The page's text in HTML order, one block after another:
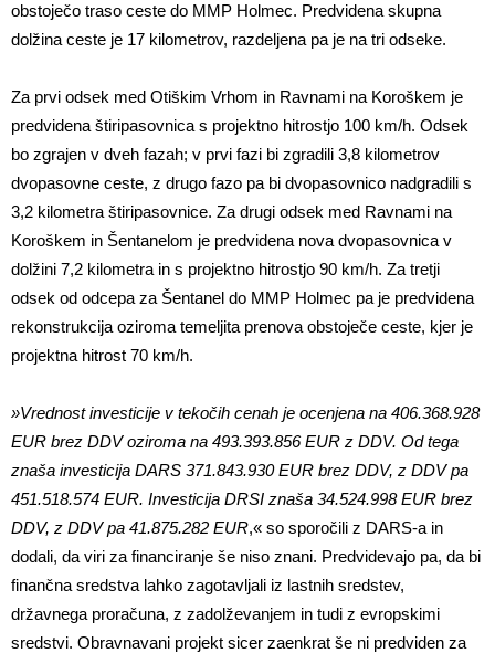
obstoječo traso ceste do MMP Holmec. Predvidena skupna
dolžina ceste je 17 kilometrov, razdeljena pa je na tri odseke.
Za prvi odsek med Otiškim Vrhom in Ravnami na Koroškem je
predvidena štiripasovnica s projektno hitrostjo 100 km/h. Odsek
bo zgrajen v dveh fazah; v prvi fazi bi zgradili 3,8 kilometrov
dvopasovne ceste, z drugo fazo pa bi dvopasovnico nadgradili s
3,2 kilometra štiripasovnice. Za drugi odsek med Ravnami na
Koroškem in Šentanelom je predvidena nova dvopasovnica v
dolžini 7,2 kilometra in s projektno hitrostjo 90 km/h. Za tretji
odsek od odcepa za Šentanel do MMP Holmec pa je predvidena
rekonstrukcija oziroma temeljita prenova obstoječe ceste, kjer je
projektna hitrost 70 km/h.
»Vrednost investicije v tekočih cenah je ocenjena na 406.368.928
EUR brez DDV oziroma na 493.393.856 EUR z DDV. Od tega
znaša investicija DARS 371.843.930 EUR brez DDV, z DDV pa
451.518.574 EUR. Investicija DRSI znaša 34.524.998 EUR brez
DDV, z DDV pa 41.875.282 EUR,« so sporočili z DARS-a in
dodali, da viri za financiranje še niso znani. Predvidevajo pa, da bi
finančna sredstva lahko zagotavljali iz lastnih sredstev,
državnega proračuna, z zadolževanjem in tudi z evropskimi
sredstvi. Obravnavani projekt sicer zaenkrat še ni predviden za